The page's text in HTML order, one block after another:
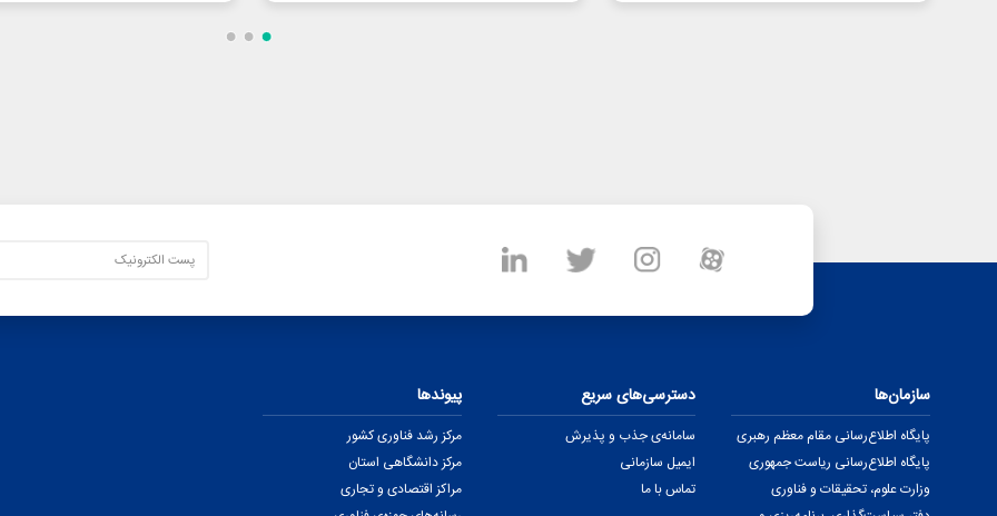
سازمان‌ها
پایگاه اطلاع‌رسانی مقام معظم رهبری
پایگاه اطلاع‌رسانی ریاست جمهوری
وزارت علوم، تحقیقات و فناوری
دسترسی‌های سریع
سامانه‌ی جذب و پذیرش
ایمیل سازمانی
تماس با ما
پیوندها
مرکز رشد فناوری کشور
مرکز دانشگاهی استان
مراکز اقتصادی و تجاری